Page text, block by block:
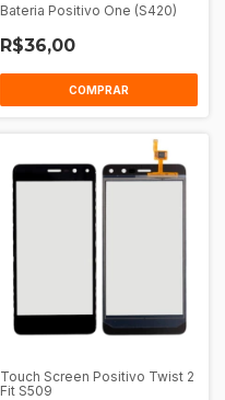
Bateria Positivo One (S420)
R$36,00
COMPRAR
Touch Screen Positivo Twist 2
Fit S509